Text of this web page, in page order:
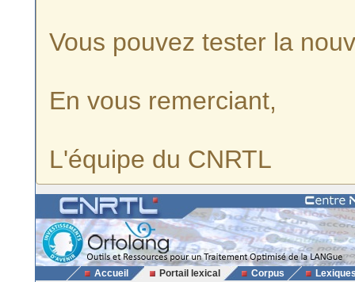
Vous pouvez tester la
En vous remerciant,
L'équipe du CNRTL
Accueil Portail lexical Corpus